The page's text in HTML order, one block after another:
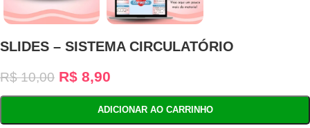
SLIDES – SISTEMA CIRCULATÓRIO
R$10,00 R$ 8,90
ADICIONAR AO CARRINHO